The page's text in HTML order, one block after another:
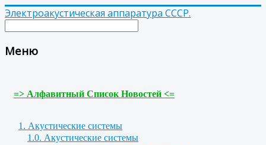
Электроакустическая аппаратура СССР.
Меню
=> Алфавитный Список Новостей <=
1. Акустические системы
1.0. Акустические системы